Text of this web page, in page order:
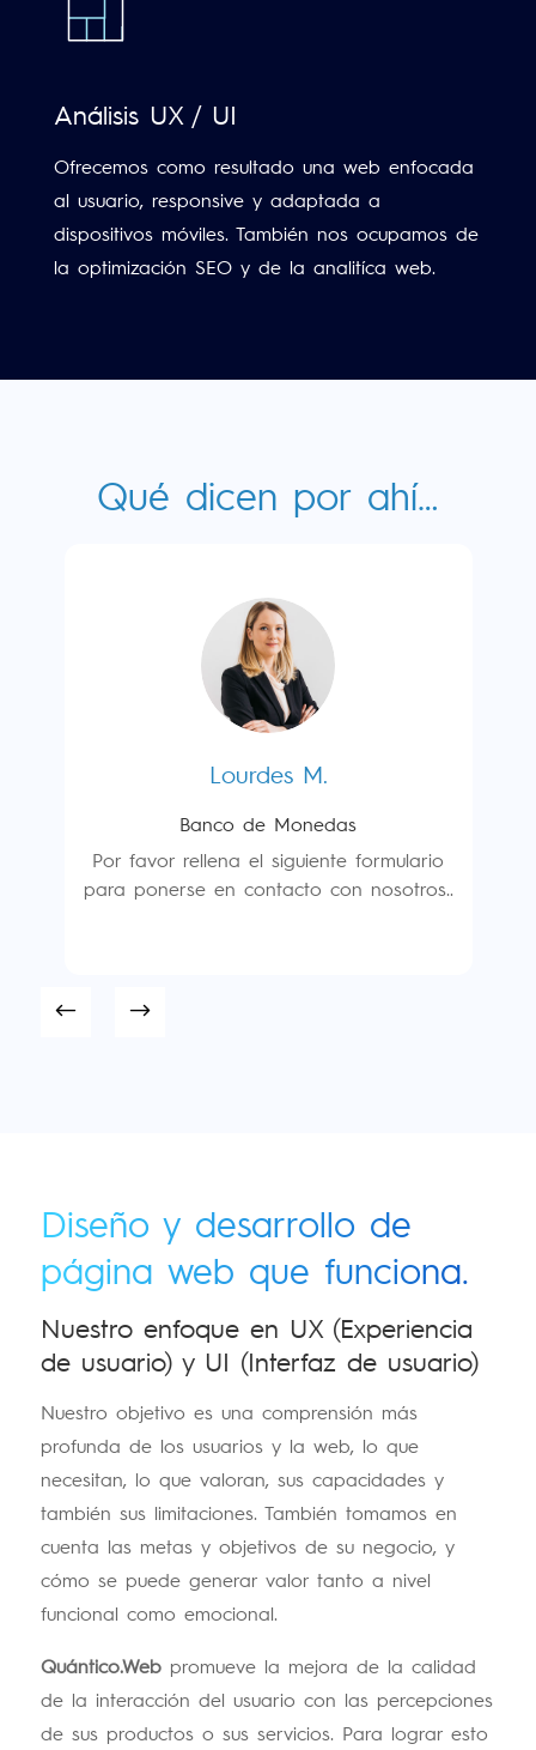
Análisis UX / UI
Ofrecemos como resultado una web enfocada
al usuario, responsive y adaptada a
dispositivos móviles. También nos ocupamos de
la optimización SEO y de la analitíca web.
Qué dicen por ahí…
Lourdes M.
Banco de Monedas
Por favor rellena el siguiente formulario
para ponerse en contacto con nosotros..
Diseño y desarrollo de
página web que funciona.
Nuestro enfoque en UX (Experiencia
de usuario) y UI (Interfaz de usuario)
Nuestro objetivo es una comprensión más
profunda de los usuarios y la web, lo que
necesitan, lo que valoran, sus capacidades y
también sus limitaciones. También tomamos en
cuenta las metas y objetivos de su negocio, y
cómo se puede generar valor tanto a nivel
funcional como emocional.
Quántico.Webpromueve la mejora de la calidad
de la interacción del usuario con las percepciones
de sus productos o sus servicios. Para lograr esto